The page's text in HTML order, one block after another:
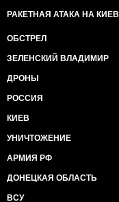
РАКЕТНАЯ АТАКА НА КИЕВ
ОБСТРЕЛ
ЗЕЛЕНСКИЙ ВЛАДИМИР
ДРОНЫ
РОССИЯ
КИЕВ
УНИЧТОЖЕНИЕ
АРМИЯ РФ
ДОНЕЦКАЯ ОБЛАСТЬ
ВСУ